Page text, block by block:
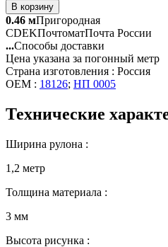
В корзину
0.46 мПригородная
CDEKПочтоматПочта России
...Способы доставки
Цена указана за погонный метр
Страна изготовления : Россия
OEM : 18126; НП 0005
Технические
Ширина рулона :
1,2 метр
Толщина материала :
3 мм
Высота рисунка :